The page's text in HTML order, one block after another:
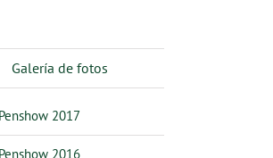
Galería de fotos
Penshow 2017
Penshow 2016